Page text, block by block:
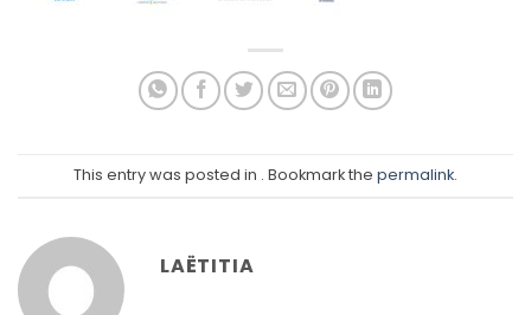
This entry was posted in . Bookmark the permalink.
LAËTITIA